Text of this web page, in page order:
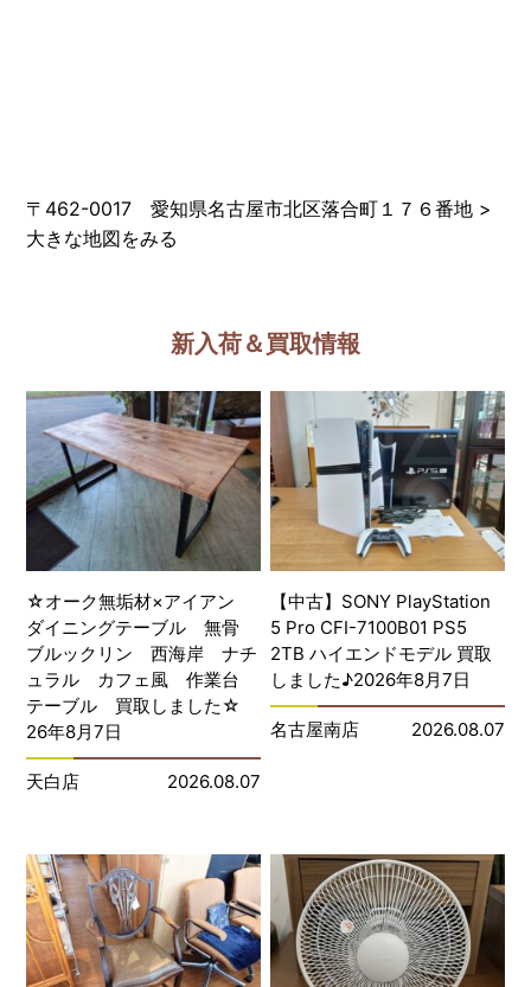
〒462-0017 愛知県名古屋市北区落合町１７６番地 >
大きな地図をみる
新入荷＆買取情報
☆オーク無垢材×アイアン
ダイニングテーブル 無骨
ブルックリン 西海岸 ナチ
ュラル カフェ風 作業台
テーブル 買取しました☆
26年8月7日
天白店 2026.08.07
【中古】SONY PlayStation
5 Pro CFI-7100B01 PS5
2TB ハイエンドモデル 買取
しました♪2026年8月7日
名古屋南店 2026.08.07